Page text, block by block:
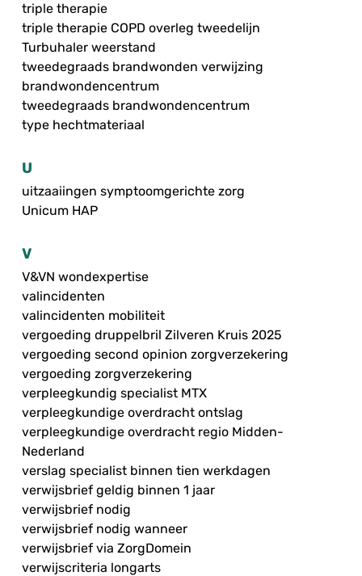
triple therapie
triple therapie COPD overleg tweedelijn
Turbuhaler weerstand
tweedegraads brandwonden verwijzing
brandwondencentrum
tweedegraads brandwondencentrum
type hechtmateriaal
U
uitzaaiingen symptoomgerichte zorg
Unicum HAP
V
V&VN wondexpertise
valincidenten
valincidenten mobiliteit
vergoeding druppelbril Zilveren Kruis 2025
vergoeding second opinion zorgverzekering
vergoeding zorgverzekering
verpleegkundig specialist MTX
verpleegkundige overdracht ontslag
verpleegkundige overdracht regio Midden-
Nederland
verslag specialist binnen tien werkdagen
verwijsbrief geldig binnen 1 jaar
verwijsbrief nodig
verwijsbrief nodig wanneer
verwijsbrief via ZorgDomein
verwijscriteria longarts